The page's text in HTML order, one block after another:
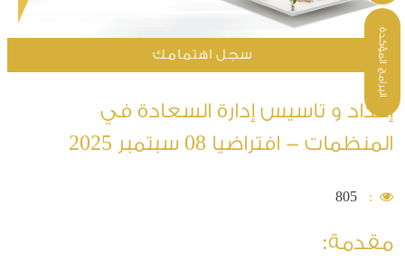
سجل اهتمامك
إعداد و تاسيس إدارة السعادة في
المنظمات - افتراضيا 08 سبتمبر 2025
:
805
مقدمة:
البرامج المؤكدة